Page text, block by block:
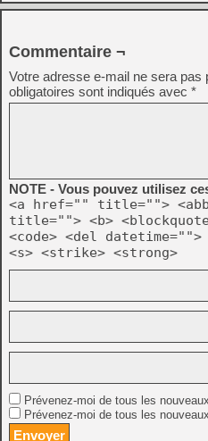
Commentaire ¬
Votre adresse e-mail ne sera pas
obligatoires sont indiqués avec *
NOTE - Vous pouvez utilisez
<a href="" title="">
title=""> <b>
<code> <del
<s> <strike> <strong>
Prévenez-moi de tous les
Prévenez-moi de tous les